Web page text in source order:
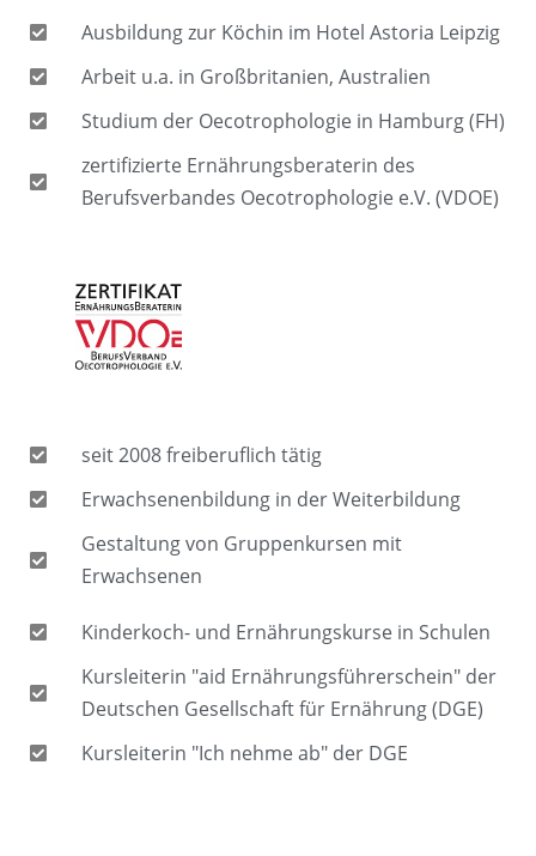
Ausbildung zur Köchin im Hotel Astoria Leipzig
Arbeit u.a. in Großbritanien, Australien
Studium der Oecotrophologie in Hamburg (FH)
zertifizierte Ernährungsberaterin des
Berufsverbandes Oecotrophologie e.V. (VDOE)
seit 2008 freiberuflich tätig
Erwachsenenbildung in der Weiterbildung
Gestaltung von Gruppenkursen mit
Erwachsenen
Kinderkoch- und Ernährungskurse in Schulen
Kursleiterin "aid Ernährungsführerschein" der
Deutschen Gesellschaft für Ernährung (DGE)
Kursleiterin "Ich nehme ab" der DGE